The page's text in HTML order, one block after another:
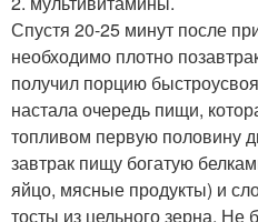
Спустя 20-25 минут после
необходимо плотно
получил порцию
настала очередь пищи,
топливом первую половину
завтрак пищу богатую
яйцо, мясные продукты) и
тосты из цельного зерна. Не